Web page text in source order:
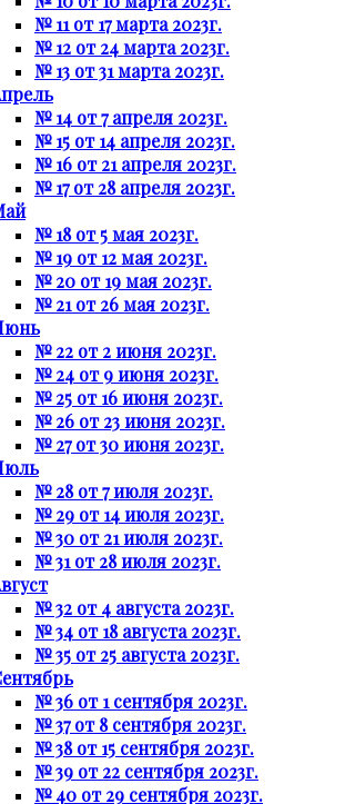
№ 11 от 17 марта 2023г.
№ 12 от 24 марта 2023г.
№ 13 от 31 марта 2023г.
№ 14 от 7 апреля 2023г.
№ 15 от 14 апреля 2023г.
№ 16 от 21 апреля 2023г.
№ 17 от 28 апреля 2023г.
№ 18 от 5 мая 2023г.
№ 19 от 12 мая 2023г.
№ 20 от 19 мая 2023г.
№ 21 от 26 мая 2023г.
№ 22 от 2 июня 2023г.
№ 24 от 9 июня 2023г.
№ 25 от 16 июня 2023г.
№ 26 от 23 июня 2023г.
№ 27 от 30 июня 2023г.
№ 28 от 7 июля 2023г.
№ 29 от 14 июля 2023г.
№ 30 от 21 июля 2023г.
№ 31 от 28 июля 2023г.
№ 32 от 4 августа 2023г.
№ 34 от 18 августа 2023г.
№ 35 от 25 августа 2023г.
№ 36 от 1 сентября 2023г.
№ 37 от 8 сентября 2023г.
№ 38 от 15 сентября 2023г.
№ 39 от 22 сентября 2023г.
№ 40 от 29 сентября 2023г.